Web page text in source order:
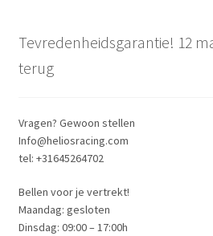
Tevredenheidsgarantie! 12
terug
Vragen? Gewoon stellen
Info@heliosracing.com
tel: +31645264702
Bellen voor je vertrekt!
Maandag: gesloten
Dinsdag: 09:00 – 17:00h